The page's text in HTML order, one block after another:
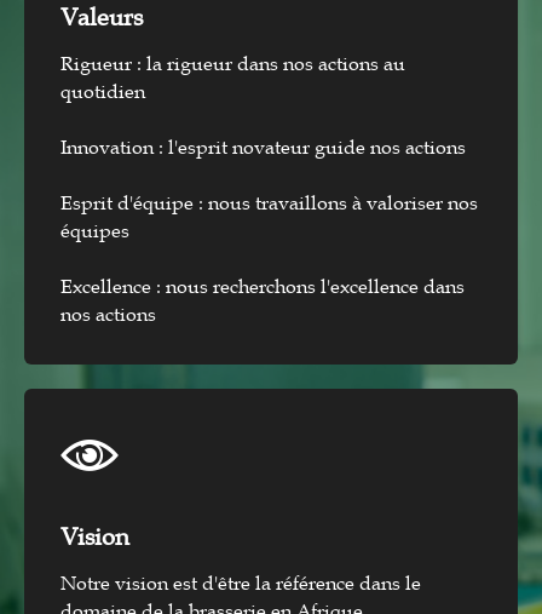
Valeurs
Rigueur : la rigueur dans nos actions au
quotidien
Innovation : l'esprit novateur guide nos actions
Esprit d'équipe : nous travaillons à valoriser nos
équipes
Excellence : nous recherchons l'excellence dans
nos actions
Vision​
Notre vision est d'être la référence dans le